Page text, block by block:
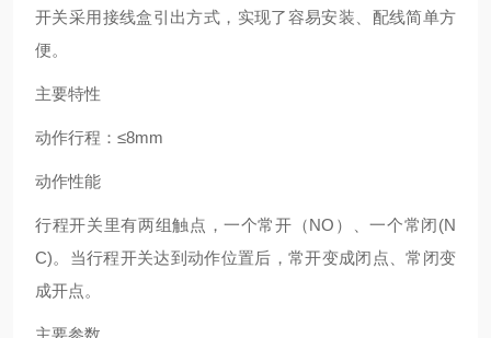
开关采用接线盒引出方式，实现了容易安装、配线简单方
便。
主要特性
动作行程：≤8mm
动作性能
行程开关里有两组触点，一个常开（NO）、一个常闭(N
C)。当行程开关达到动作位置后，常开变成闭点、常闭变
成开点。
主要参数